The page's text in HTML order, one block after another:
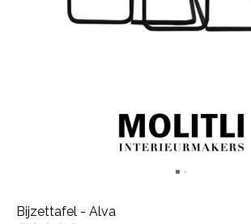
Bijzettafel - Alva